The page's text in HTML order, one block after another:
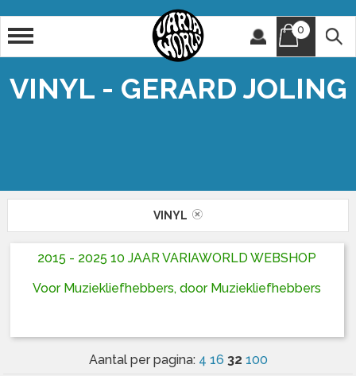
0
VINYL - GERARD JOLING
VINYL
2015 - 2025 10 JAAR VARIAWORLD WEBSHOP
Voor Muziekliefhebbers, door Muziekliefhebbers
Aantal per pagina: 4 16 32 100